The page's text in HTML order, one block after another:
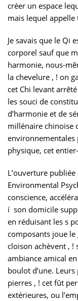
créer un espace
mais lequel appelle
Je savais que le Qi
corporel sauf que
harmonie, nous-
la chevelure , ! on
cet Chi levant
les souci de
d’harmonie et de
millénaire chinoise
physique, cet
L’ouverture
Environmental
conscience,
í son domicile
en réduisant les s
composants joue
cloison achèvent , !
ambiance amical
boulot d’une.
pierres , ! cet fût
extérieures, ou